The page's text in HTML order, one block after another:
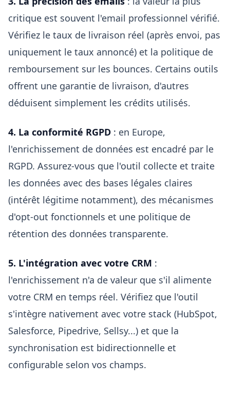
critique est souvent l'email professionnel vérifié.
Vérifiez le taux de livraison réel (après envoi, pas
uniquement le taux annoncé) et la politique de
remboursement sur les bounces. Certains outils
offrent une garantie de livraison, d'autres
déduisent simplement les crédits utilisés.
4. La conformité RGPD : en Europe,
l'enrichissement de données est encadré par le
RGPD. Assurez-vous que l'outil collecte et traite
les données avec des bases légales claires
(intérêt légitime notamment), des mécanismes
d'opt-out fonctionnels et une politique de
rétention des données transparente.
5. L'intégration avec votre CRM :
l'enrichissement n'a de valeur que s'il alimente
votre CRM en temps réel. Vérifiez que l'outil
s'intègre nativement avec votre stack (HubSpot,
Salesforce, Pipedrive, Sellsy...) et que la
synchronisation est bidirectionnelle et
configurable selon vos champs.